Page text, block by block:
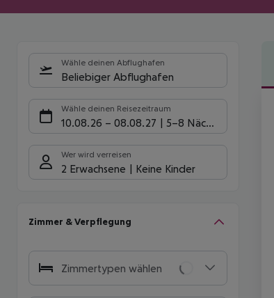
Wähle deinen Abflughafen
Beliebiger Abflughafen
Wähle deinen Reisezeitraum
10.08.26 – 08.08.27 5-8 Nächte
Wer wird verreisen
2 Erwachsene Keine Kinder
Zimmer & Verpflegung
Zimmertypen wählen